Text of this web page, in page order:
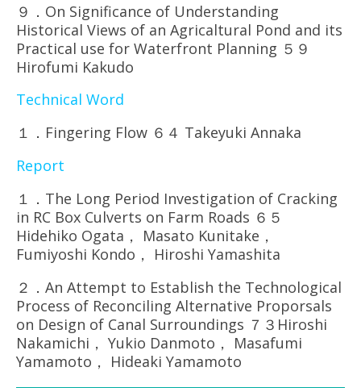
９．On Significance of Understanding
Historical Views of an Agricaltural Pond and its
Practical use for Waterfront Planning ５９
Hirofumi Kakudo
Technical Word
１．Fingering Flow ６４ Takeyuki Annaka
Report
１．The Long Period Investigation of Cracking
in RC Box Culverts on Farm Roads ６５
Hidehiko Ogata， Masato Kunitake，
Fumiyoshi Kondo， Hiroshi Yamashita
２．An Attempt to Establish the Technological
Process of Reconciling Alternative Proporsals
on Design of Canal Surroundings ７３Hiroshi
Nakamichi， Yukio Danmoto， Masafumi
Yamamoto， Hideaki Yamamoto